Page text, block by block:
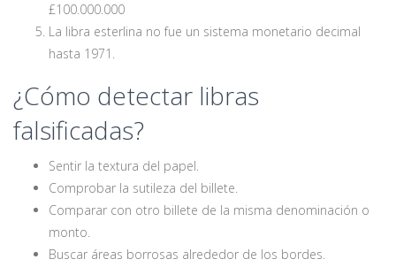
£100.000.000
La libra esterlina no fue un sistema monetario decimal
hasta 1971.
¿Cómo detectar libras
falsificadas?
Sentir la textura del papel.
Comprobar la sutileza del billete.
Comparar con otro billete de la misma denominación o
monto.
Buscar áreas borrosas alrededor de los bordes.